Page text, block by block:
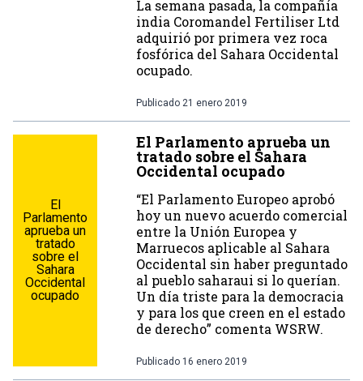
La semana pasada, la compañía
india Coromandel Fertiliser Ltd
adquirió por primera vez roca
fosfórica del Sahara Occidental
ocupado.
Publicado 21 enero 2019
El
Parlamento
aprueba un
tratado
sobre el
Sahara
Occidental
ocupado
El Parlamento aprueba un
tratado sobre el Sahara
Occidental ocupado
“El Parlamento Europeo aprobó
hoy un nuevo acuerdo comercial
entre la Unión Europea y
Marruecos aplicable al Sahara
Occidental sin haber preguntado
al pueblo saharaui si lo querían.
Un día triste para la democracia
y para los que creen en el estado
de derecho” comenta WSRW.
Publicado 16 enero 2019